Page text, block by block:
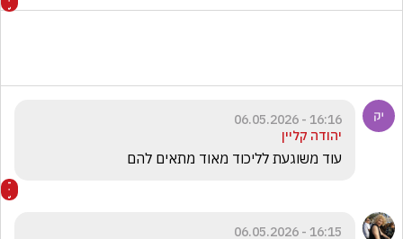
16:16 - 06.05.2026
יהודה קליין
עוד משוגעת לליכוד מאוד מתאים להם
16:15 - 06.05.2026